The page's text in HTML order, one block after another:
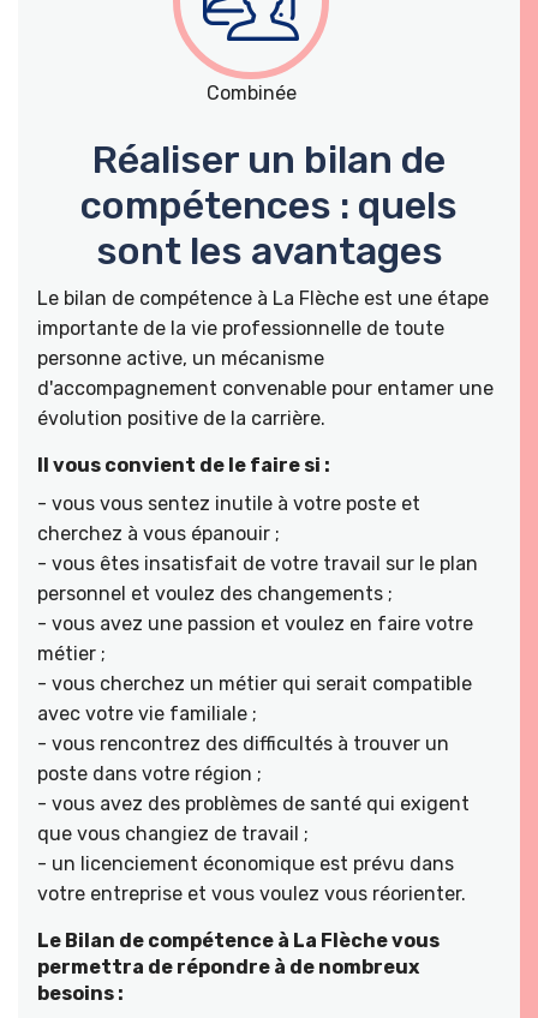
Combinée
Réaliser un bilan de
compétences : quels
sont les avantages
Le bilan de compétence à La Flèche est une étape
importante de la vie professionnelle de toute
personne active, un mécanisme
d'accompagnement convenable pour entamer une
évolution positive de la carrière.
Il vous convient de le faire si :
- vous vous sentez inutile à votre poste et
cherchez à vous épanouir ;
- vous êtes insatisfait de votre travail sur le plan
personnel et voulez des changements ;
- vous avez une passion et voulez en faire votre
métier ;
- vous cherchez un métier qui serait compatible
avec votre vie familiale ;
- vous rencontrez des difficultés à trouver un
poste dans votre région ;
- vous avez des problèmes de santé qui exigent
que vous changiez de travail ;
- un licenciement économique est prévu dans
votre entreprise et vous voulez vous réorienter.
Le Bilan de compétence à La Flèche vous
permettra de répondre à de nombreux
besoins :